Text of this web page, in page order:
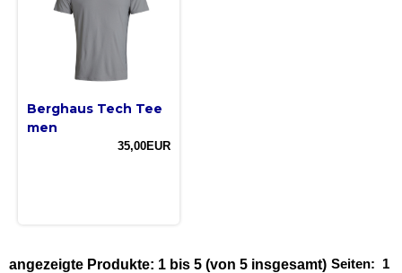
Berghaus Tech Tee
men
35,00EUR
Seiten: 1
angezeigte Produkte: 1 bis 5 (von 5 insgesamt)